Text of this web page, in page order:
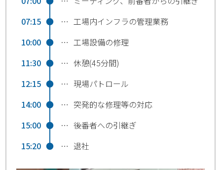
07:15 ● … 工場内インフラの管理業務
10:00 ● … 工場設備の修理
11:30 ● … 休憩(45分間)
12:15 ● … 現場パトロール
14:00 ● … 突発的な修理等の対応
15:00 ● … 後番者への引継ぎ
15:20 ● … 退社